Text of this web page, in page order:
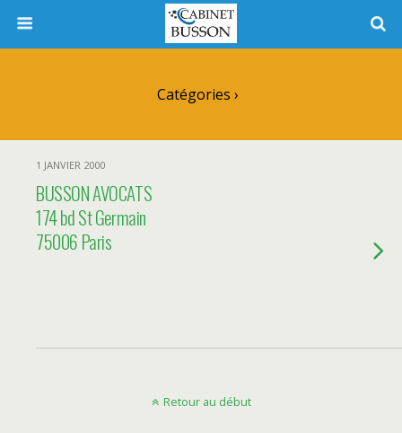
Catégories ›
1 JANVIER 2000
BUSSON AVOCATS
174 bd St Germain
75006 Paris
Retour au début